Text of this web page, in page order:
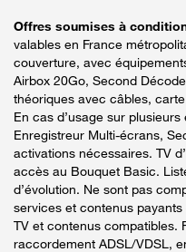
Offres soumises à
valables en France
couverture, avec
Airbox 20Go, Second
théoriques avec câbles,
En cas d’usage sur
Enregistreur Multi-écrans,
activations nécessaires. TV
accès au Bouquet Basic.
d’évolution. Ne sont pas
services et contenus
TV et contenus compatibles.
raccordement ADSL/VDSL,